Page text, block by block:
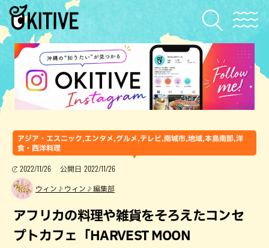
アジア・エスニック,エンタメ,グルメ,テレビ,南城市,地域,本島南部,洋
食・西洋料理
2022/11/26 公開日 2022/11/26
ウィン♪ウィン♪編集部
アフリカの料理や雑貨をそろえたコンセ
プトカフェ「HARVEST MOON